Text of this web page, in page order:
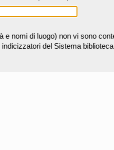
e nomi di luogo) non vi sono
del Sistema